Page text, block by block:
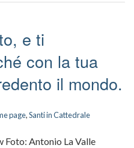
e ti
con la tua
il mondo.
page,Santi in Cattedrale
Antonio La Valle